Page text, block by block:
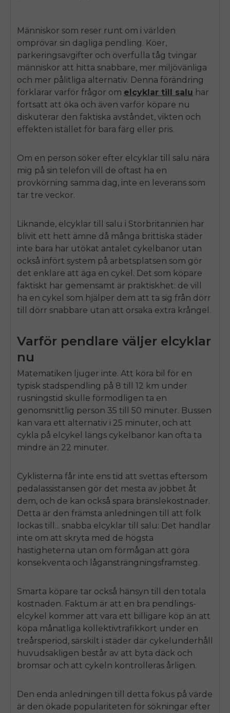
Människor som reser runt om i världen
omprövar sin dagliga pendling. Köer,
parkeringsavgifter och överfulla tåg tvingar
människor att hitta snabbare, mer miljövänliga
och mer pålitliga alternativ. Denna förändring
förklarar varför frågor om elcyklar till salu har
fortsatt att öka och även varför köpare nu
diskuterar den faktiska avståndet, vikten och
effekten istället för bara färg eller pris.
Om en person söker efter elcyklar till salu nära
mig på sin telefon vill de oftast ha en
provkörning samma dag, inte en leverans som
tar tre veckor.
Liknande, elcyklar till salu i Storbritannien har
blivit ett hett ämne då många brittiska städer
inte bara har utökat antalet cykelbanor utan
också infört system på arbetsplatsen som gör
det enklare att äga en cykel. Det som köpare
faktiskt har gemensamt är praktiskhet: de vill
ha en cykel som hjälper dem att ta sig från dörr
till dörr snabbare utan att orsaka extra krångel.
Varför pendlare väljer elcyklar
nu
Matematiken ljuger inte. Att köra bil för en
typisk stadspendling på 8 till 12 km under
rusningstid skulle förmodligen ta en
genomsnittlig person 35 till 50 minuter. Bussen
kan vara ett alternativ i 25 minuter, och att
cykla på elcykel längs cykelbanor kan ofta ta
mindre än 22 minuter.
Cyklisterna får inte ens tid att svettas eftersom
pedalassistansen gör det mesta av jobbet åt
dem, och de kan också spara bränslekostnader.
Detta är den främsta anledningen till att folk
lockas till... snabba elcyklar till salu: Det handlar
inte om att skryta med de högsta
hastigheterna utan om förmågan att göra
konsekventa och lågansträngningsframsteg.
Smarta köpare tar också hänsyn till den totala
kostnaden. Faktum är att en bra pendlings-
elcykel kommer att vara ett billigare köp än att
köpa månatliga kollektivtrafikkort under en
treårsperiod, särskilt i städer där cykelunderhåll
huvudsakligen består av att byta däck och
bromsar och att cykeln kontrolleras årligen.
Den enda anledningen till detta fokus på värde
är den ökade populariteten för sökningar efter